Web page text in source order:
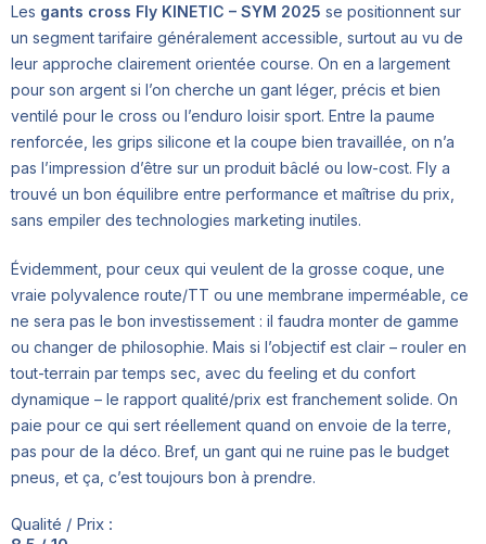
Les gants cross Fly KINETIC – SYM 2025 se positionnent sur
un segment tarifaire généralement accessible, surtout au vu de
leur approche clairement orientée course. On en a largement
pour son argent si l’on cherche un gant léger, précis et bien
ventilé pour le cross ou l’enduro loisir sport. Entre la paume
renforcée, les grips silicone et la coupe bien travaillée, on n’a
pas l’impression d’être sur un produit bâclé ou low-cost. Fly a
trouvé un bon équilibre entre performance et maîtrise du prix,
sans empiler des technologies marketing inutiles.
Évidemment, pour ceux qui veulent de la grosse coque, une
vraie polyvalence route/TT ou une membrane imperméable, ce
ne sera pas le bon investissement : il faudra monter de gamme
ou changer de philosophie. Mais si l’objectif est clair – rouler en
tout-terrain par temps sec, avec du feeling et du confort
dynamique – le rapport qualité/prix est franchement solide. On
paie pour ce qui sert réellement quand on envoie de la terre,
pas pour de la déco. Bref, un gant qui ne ruine pas le budget
pneus, et ça, c’est toujours bon à prendre.
Qualité / Prix :